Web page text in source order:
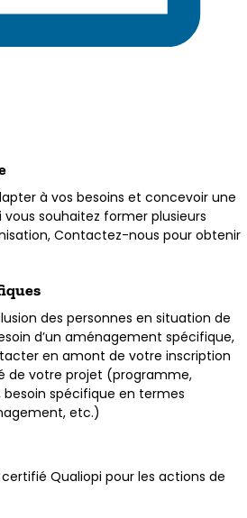
à vos besoins et concevoir une
souhaitez former plusieurs
Contactez-nous pour obtenir
des personnes en situation de
d’un aménagement spécifique,
en amont de votre inscription
de votre projet (programme,
spécifique en termes
etc.)
Qualiopi pour les actions de